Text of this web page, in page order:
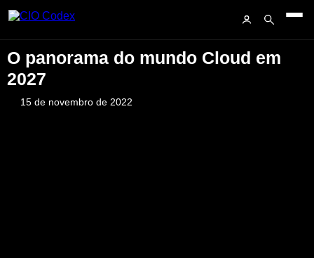
O panorama do mundo Cloud em
2027
15 de novembro de 2022